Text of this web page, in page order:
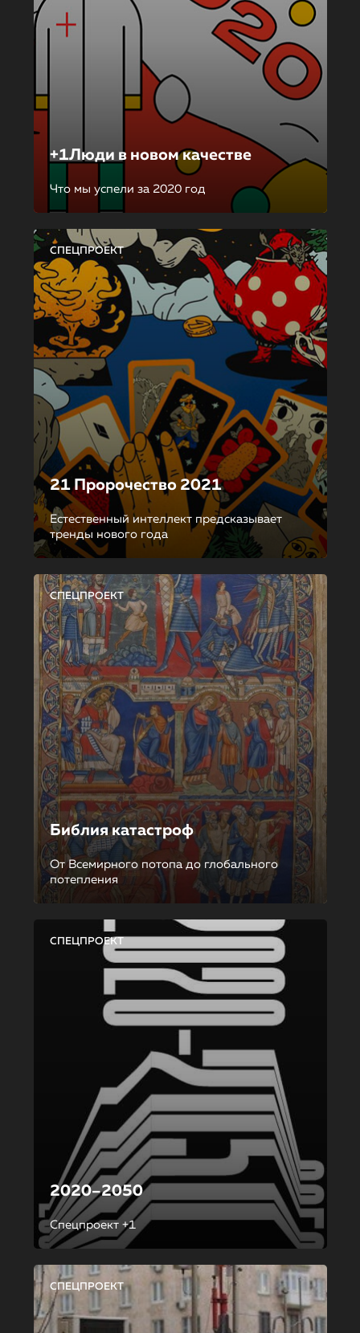
+1Люди в новом качестве
Что мы успели за 2020 год
СПЕЦПРОЕКТ
21 Пророчество 2021
Естественный интеллект предсказывает
тренды нового года
СПЕЦПРОЕКТ
Библия катастроф
От Всемирного потопа до глобального
потепления
СПЕЦПРОЕКТ
2020–2050
Спецпроект +1
СПЕЦПРОЕКТ